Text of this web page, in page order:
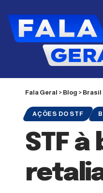
Fala Geral > Blog > Brasil
AÇÕES DO STF
STF